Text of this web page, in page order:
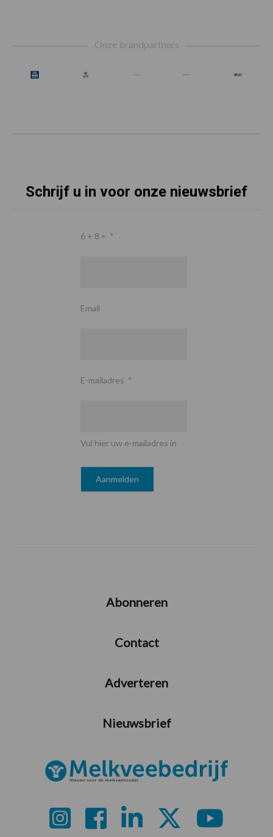
Onze brandpartners
Schrijf u in voor onze nieuwsbrief
6 + 8 = *
Email
E-mailadres *
Vul hier uw e-mailadres in
Abonneren
Contact
Adverteren
Nieuwsbrief